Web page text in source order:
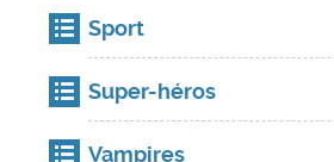
Sport
Super-héros
Vampires